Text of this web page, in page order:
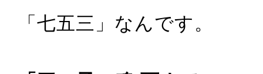
「七五三」なんです。